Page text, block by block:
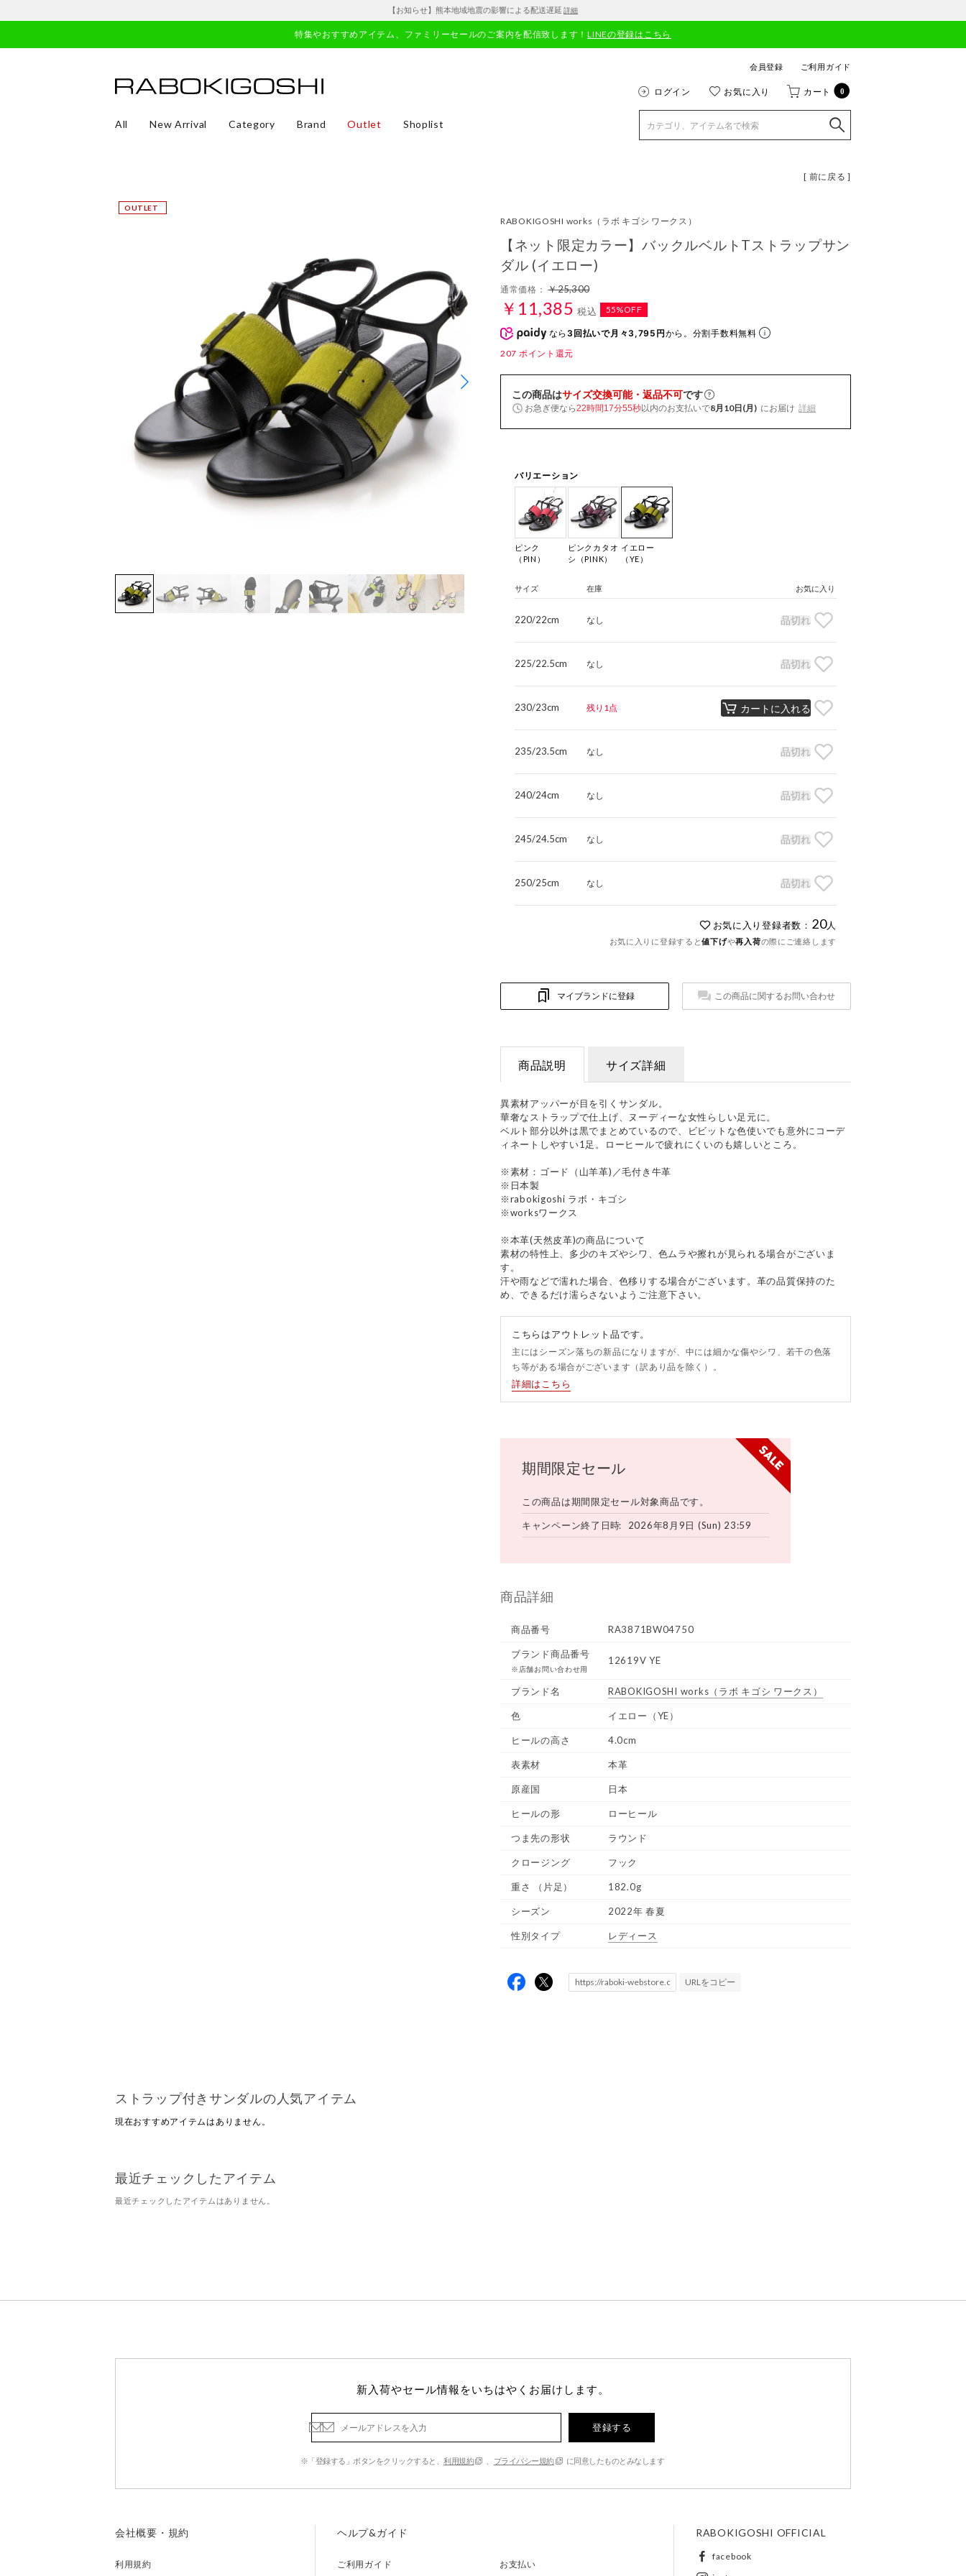
【お知らせ】熊本地域地震の影響による配送遅延 詳細
特集やおすすめアイテム、ファミリーセールのご案内を配信致します！LINEの登録はこちら
会員登録 ご利用ガイド
ログイン お気に入り カート 0
All New Arrival Category Brand Outlet Shoplist
[ 前に戻る ]
RABOKIGOSHI works （ラボ キゴシ ワークス）
【ネット限定カラー】バックルベルトTストラップサン
ダル (イエロー)
通常価格：￥25,300
￥11,385 税込 55%OFF
なら 3回払いで月々3,795円から。分割手数料無料
207 ポイント還元
この商品はサイズ交換可能・返品不可です
お急ぎ便なら22時間17分54秒以内のお支払いで8月10日(月) にお届け 詳細
バリエーション
ピンク
（PIN）
ピンクカタオ
シ（PINK）
イエロー
（YE）
サイズ 在庫 お気に入り
220/22cm なし 品切れ
225/22.5cm なし 品切れ
230/23cm 残り1点 カートに入れる
235/23.5cm なし 品切れ
240/24cm なし 品切れ
245/24.5cm なし 品切れ
250/25cm なし 品切れ
お気に入り登録者数： 20人
お気に入りに登録すると値下げや再入荷の際にご連絡します
マイブランドに登録 この商品に関するお問い合わせ
商品説明 サイズ詳細
異素材アッパーが目を引くサンダル。
華奢なストラップで仕上げ、ヌーディーな女性らしい足元に。
ベルト部分以外は黒でまとめているので、ビビットな色使いでも意外にコーデ
ィネートしやすい1足。ローヒールで疲れにくいのも嬉しいところ。
※素材：ゴード（山羊革)／毛付き牛革
※日本製
※rabokigoshi ラボ・キゴシ
※worksワークス
※本革(天然皮革)の商品について
素材の特性上、多少のキズやシワ、色ムラや擦れが見られる場合がございま
す。
汗や雨などで濡れた場合、色移りする場合がございます。革の品質保持のた
め、できるだけ濡らさないようご注意下さい。
こちらはアウトレット品です。
主にはシーズン落ちの新品になりますが、中には細かな傷やシワ、若干の色落
ち等がある場合がございます（訳あり品を除く）。
詳細はこちら
期間限定セール
この商品は期間限定セール対象商品です。
キャンペーン終了日時 2026年8月9日 (Sun) 23:59
商品詳細
商品番号 RA3871BW04750
ブランド商品番号
※店舗お問い合わせ用
12619V YE
ブランド名 RABOKIGOSHI works （ラボ キゴシ ワークス）
色 イエロー（YE）
ヒールの高さ 4.0cm
表素材 本革
原産国 日本
ヒールの形 ローヒール
つま先の形状 ラウンド
クロージング フック
重さ （片足） 182.0g
シーズン 2022年 春夏
性別タイプ レディース
URLをコピー
ストラップ付きサンダルの人気アイテム
現在おすすめアイテムはありません。
最近チェックしたアイテム
最近チェックしたアイテムはありません。
新入荷やセール情報をいちはやくお届けします。
登録する
※「登録する」ボタンをクリックすると、利用規約 プライバシー規約 に同意したものとみなします
会社概要・規約
利用規約
ヘルプ&ガイド
ご利用ガイド お支払い
RABOKIGOSHI OFFICIAL
facebook